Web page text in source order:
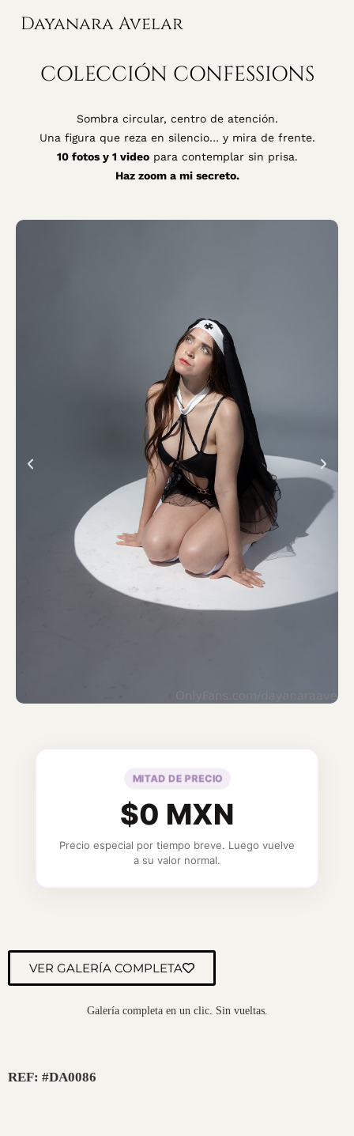
Dayanara Avelar
COLECCIÓN CONFESSIONS
Sombra circular, centro de atención.
Una figura que reza en silencio… y mira de frente.
10 fotos y 1 videopara contemplar sin prisa.
Haz zoom a mi secreto.
MITAD DE PRECIO
$0 MXN
Precio especial por tiempo breve. Luego vuelve
a su valor normal.
VER GALERÍA COMPLETA
Galería completa en un clic. Sin vueltas.
REF: #DA0086